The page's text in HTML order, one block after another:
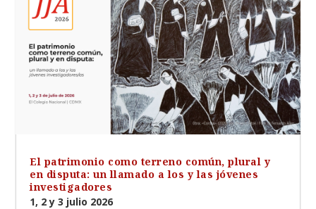
El patrimonio como terreno común, plural y
en disputa: un llamado a los y las jóvenes
investigadores
1, 2 y 3 julio 2026